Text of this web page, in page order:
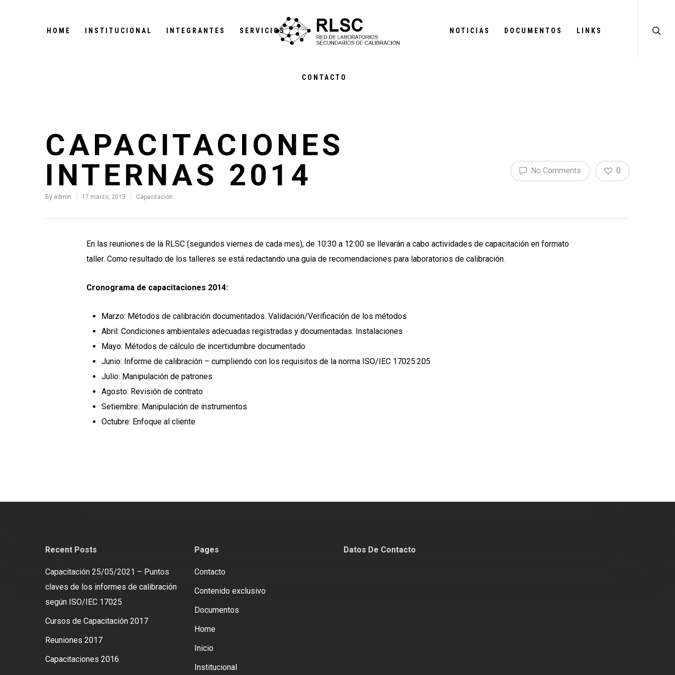
HOME INSTITUCIONAL INTEGRANTES SERVICIOS NOTICIAS DOCUMENTOS LINKS
CONTACTO
CAPACITACIONES
INTERNAS 2014
By admin 17 marzo, 2015 Capacitación
No Comments 0
En las reuniones de la RLSC (segundos viernes de cada mes), de 10:30 a 12:00 se llevarán a cabo actividades de capacitación en formato
taller. Como resultado de los talleres se está redactando una guía de recomendaciones para laboratorios de calibración.
Cronograma de capacitaciones 2014:
Marzo: Métodos de calibración documentados. Validación/Verificación de los métodos
Abril: Condiciones ambientales adecuadas registradas y documentadas. Instalaciones
Mayo: Métodos de cálculo de incertidumbre documentado
Junio: Informe de calibración – cumpliendo con los requisitos de la norma ISO/IEC 17025:205
Julio: Manipulación de patrones
Agosto: Revisión de contrato
Setiembre: Manipulación de instrumentos
Octubre: Enfoque al cliente
Recent Posts
Capacitación 25/05/2021 – Puntos
claves de los informes de calibración
según ISO/IEC 17025
Cursos de Capacitación 2017
Reuniones 2017
Capacitaciones 2016
Pages
Contacto
Contenido exclusivo
Documentos
Home
Inicio
Institucional
Datos De Contacto